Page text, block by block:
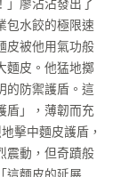
」廖沾沾發出了
包水餃的極限速
皮被他用氣功般
麵皮。他猛地擲
的防禦護盾。這
盾」，薄韌而充
擊中麵皮護盾，
震動，但奇蹟般